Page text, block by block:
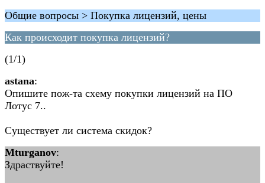
Общие вопросы > Покупка лицензий, цены
Как происходит покупка лицензий?
(1/1)
astana:
Опишите пож-та схему покупки лицензий на ПО
Лотус 7..
Существует ли система скидок?
Mturganov:
Здраствуйте!